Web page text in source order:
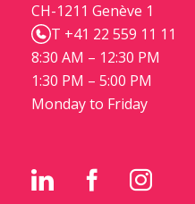
CH-1211 Genève 1
T +41 22 559 11 11
8:30 AM – 12:30 PM
1:30 PM – 5:00 PM
Monday to Friday